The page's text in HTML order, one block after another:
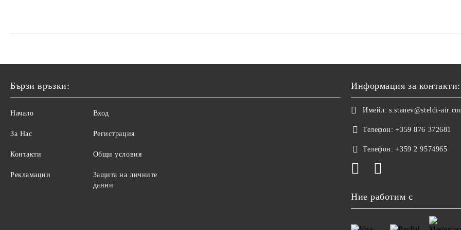
Бързи връзки:
Начало
За Нас
Контакти
Рекламации
Вход
Регистрация
Общи условия
Защита на личните
данни
Информация за контакти:
Имейл: s.stanev@steldi-
Телефон: +359 876 372681
Телефон: +359 2 9574965
Ние работим с